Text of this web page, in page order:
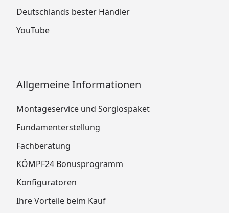
Deutschlands bester Händler
YouTube
Allgemeine Informationen
Montageservice und Sorglospaket
Fundamenterstellung
Fachberatung
KÖMPF24 Bonusprogramm
Konfiguratoren
Ihre Vorteile beim Kauf